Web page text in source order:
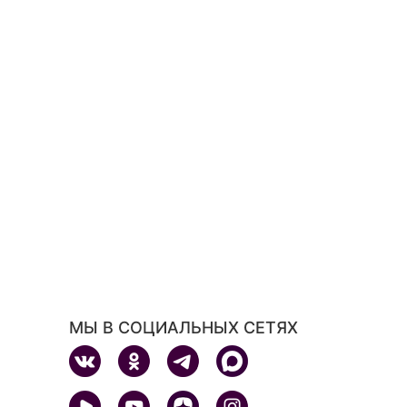
МЫ В СОЦИАЛЬНЫХ СЕТЯХ